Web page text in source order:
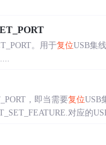
。用于复位USB集
，即当需要复位USB
对应的